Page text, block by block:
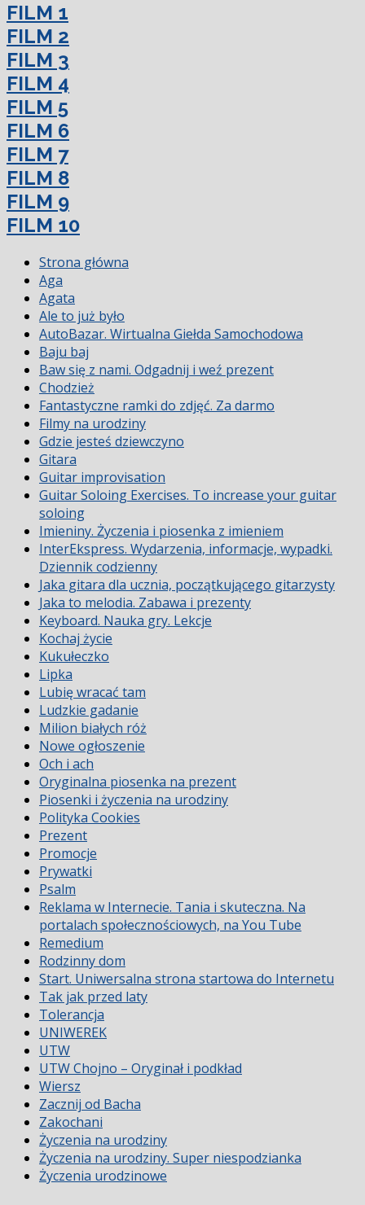
FILM 1
FILM 2
FILM 3
FILM 4
FILM 5
FILM 6
FILM 7
FILM 8
FILM 9
FILM 10
Strona główna
Aga
Agata
Ale to już było
AutoBazar. Wirtualna Giełda Samochodowa
Baju baj
Baw się z nami. Odgadnij i weź prezent
Chodzież
Fantastyczne ramki do zdjęć. Za darmo
Filmy na urodziny
Gdzie jesteś dziewczyno
Gitara
Guitar improvisation
Guitar Soloing Exercises. To increase your guitar
soloing
Imieniny. Życzenia i piosenka z imieniem
InterEkspress. Wydarzenia, informacje, wypadki.
Dziennik codzienny
Jaka gitara dla ucznia, początkującego gitarzysty
Jaka to melodia. Zabawa i prezenty
Keyboard. Nauka gry. Lekcje
Kochaj życie
Kukułeczko
Lipka
Lubię wracać tam
Ludzkie gadanie
Milion białych róż
Nowe ogłoszenie
Och i ach
Oryginalna piosenka na prezent
Piosenki i życzenia na urodziny
Polityka Cookies
Prezent
Promocje
Prywatki
Psalm
Reklama w Internecie. Tania i skuteczna. Na
portalach społecznościowych, na You Tube
Remedium
Rodzinny dom
Start. Uniwersalna strona startowa do Internetu
Tak jak przed laty
Tolerancja
UNIWEREK
UTW
UTW Chojno – Oryginał i podkład
Wiersz
Zacznij od Bacha
Zakochani
Życzenia na urodziny
Życzenia na urodziny. Super niespodzianka
Życzenia urodzinowe